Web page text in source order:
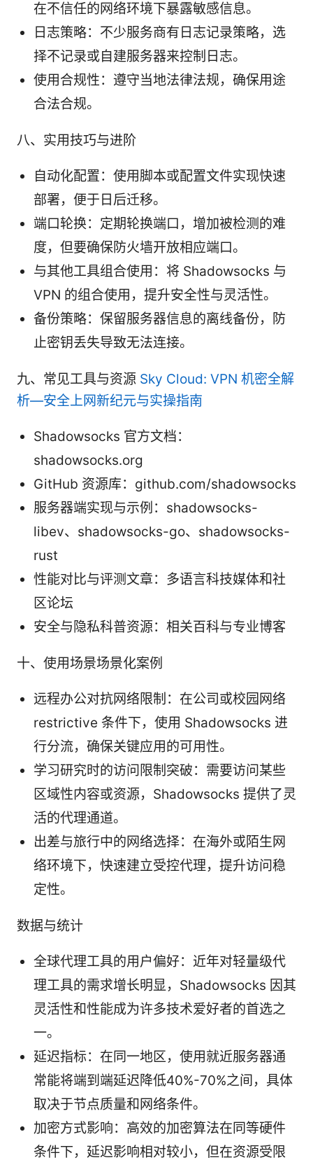
在不信任的网络环境下暴露敏感信息。
日志策略：不少服务商有日志记录策略，选
择不记录或自建服务器来控制日志。
使用合规性：遵守当地法律法规，确保用途
合法合规。
八、实用技巧与进阶
自动化配置：使用脚本或配置文件实现快速
部署，便于日后迁移。
端口轮换：定期轮换端口，增加被检测的难
度，但要确保防火墙开放相应端口。
与其他工具组合使用：将 Shadowsocks 与
VPN 的组合使用，提升安全性与灵活性。
备份策略：保留服务器信息的离线备份，防
止密钥丢失导致无法连接。
九、常见工具与资源 Sky Cloud: VPN 机密全解
析—安全上网新纪元与实操指南
Shadowsocks 官方文档：
shadowsocks.org
GitHub 资源库：github.com/shadowsocks
服务器端实现与示例：shadowsocks-
libev、shadowsocks-go、shadowsocks-
rust
性能对比与评测文章：多语言科技媒体和社
区论坛
安全与隐私科普资源：相关百科与专业博客
十、使用场景场景化案例
远程办公对抗网络限制：在公司或校园网络
restrictive 条件下，使用 Shadowsocks 进
行分流，确保关键应用的可用性。
学习研究时的访问限制突破：需要访问某些
区域性内容或资源，Shadowsocks 提供了灵
活的代理通道。
出差与旅行中的网络选择：在海外或陌生网
络环境下，快速建立受控代理，提升访问稳
定性。
数据与统计
全球代理工具的用户偏好：近年对轻量级代
理工具的需求增长明显，Shadowsocks 因其
灵活性和性能成为许多技术爱好者的首选之
一。
延迟指标：在同一地区，使用就近服务器通
常能将端到端延迟降低40%-70%之间，具体
取决于节点质量和网络条件。
加密方式影响：高效的加密算法在同等硬件
条件下，延迟影响相对较小，但在资源受限